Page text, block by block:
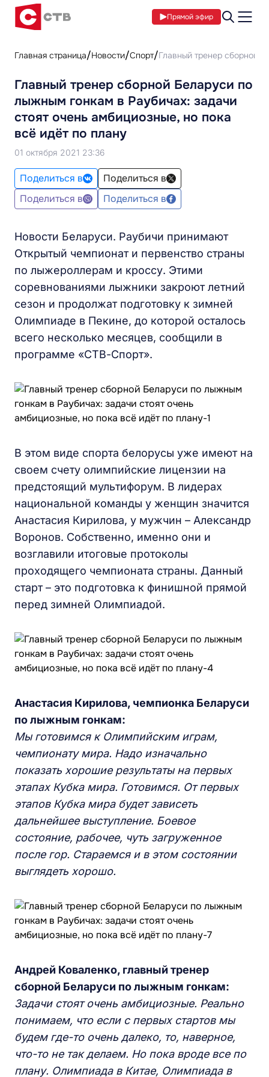
Прямой эфир
Главная страница Новости Спорт Главный тренер сборной
Главный тренер сборной Беларуси по
лыжным гонкам в Раубичах: задачи
стоят очень амбициозные, но пока
всё идёт по плану
01 октября 2021 23:36
Поделиться в
Поделиться в
Поделиться в
Поделиться в
Новости Беларуси. Раубичи принимают
Открытый чемпионат и первенство страны
по лыжероллерам и кроссу. Этими
соревнованиями лыжники закроют летний
сезон и продолжат подготовку к зимней
Олимпиаде в Пекине, до которой осталось
всего несколько месяцев, сообщили в
программе «СТВ-Спорт».
В этом виде спорта белорусы уже имеют на
своем счету олимпийские лицензии на
предстоящий мультифорум. В лидерах
национальной команды у женщин значится
Анастасия Кирилова, у мужчин – Александр
Воронов. Собственно, именно они и
возглавили итоговые протоколы
проходящего чемпионата страны. Данный
старт – это подготовка к финишной прямой
перед зимней Олимпиадой.
Анастасия Кирилова, чемпионка Беларуси
по лыжным гонкам:
Мыготовимся к Олимпийским играм,
чемпионату мира. Надо изначально
показать хорошие результаты на первых
этапах Кубка мира. Готовимся. Отпервых
этапов Кубка мира будет зависеть
дальнейшее выступление. Боевое
состояние, рабочее, чуть загруженное
после гор. Стараемся и в этом состоянии
выглядеть хорошо.
Андрей Коваленко, главный тренер
сборной Беларуси по лыжным гонкам:
Задачи стоят очень амбициозные. Реально
понимаем, что если с первых стартов мы
будем где-то очень далеко, то, наверное,
что-то не так делаем. Но пока вроде все по
плану. Олимпиада в Китае, Олимпиада в